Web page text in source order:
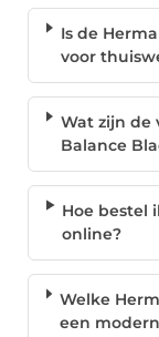
Is de
voor
Wat zijn de
Balance
Hoe bestel
online?
Welke
een